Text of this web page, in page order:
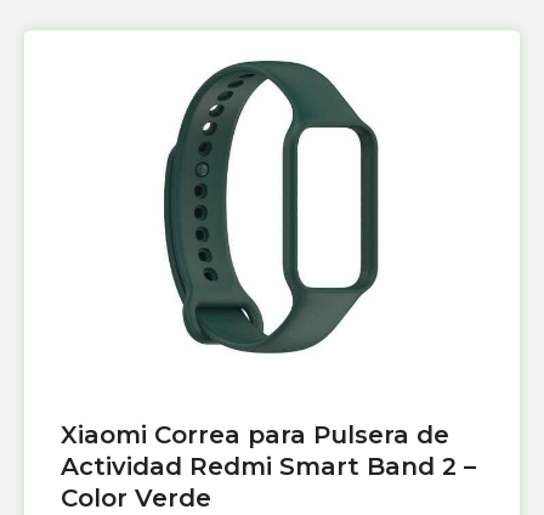
Xiaomi Correa para Pulsera de
Actividad Redmi Smart Band 2 –
Color Verde